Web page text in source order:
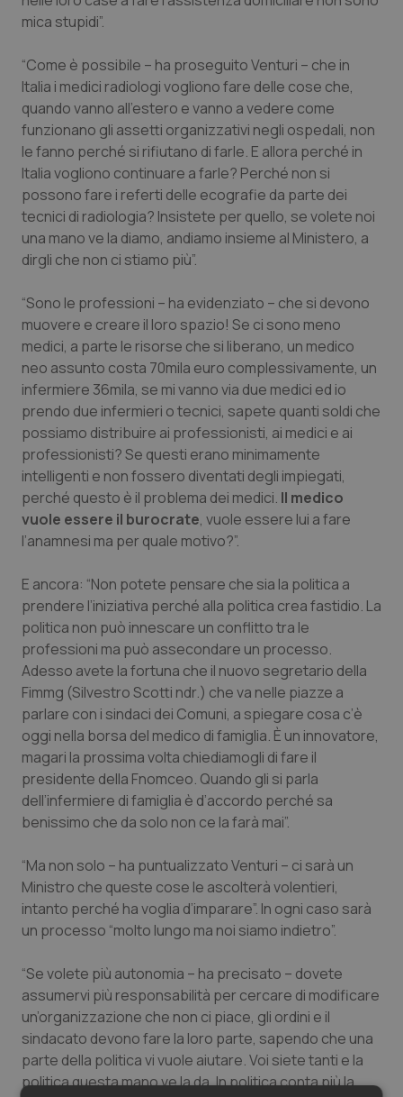
Tumore ovarico
Tumori del Polmone & Testa Collo
Tumori gastrointestinali
Ulcera & Reflusso
mica stupidi”.
“Come è possibile – ha proseguito Venturi – che in
Italia i medici radiologi vogliono fare delle cose che,
quando vanno all’estero e vanno a vedere come
funzionano gli assetti organizzativi negli ospedali, non
le fanno perché si rifiutano di farle. E allora perché in
Italia vogliono continuare a farle? Perché non si
possono fare i referti delle ecografie da parte dei
tecnici di radiologia? Insistete per quello, se volete noi
una mano ve la diamo, andiamo insieme al Ministero, a
dirgli che non ci stiamo più”.
“Sono le professioni – ha evidenziato – che si devono
muovere e creare il loro spazio! Se ci sono meno
medici, a parte le risorse che si liberano, un medico
neo assunto costa 70mila euro complessivamente, un
infermiere 36mila, se mi vanno via due medici ed io
prendo due infermieri o tecnici, sapete quanti soldi che
possiamo distribuire ai professionisti, ai medici e ai
professionisti? Se questi erano minimamente
intelligenti e non fossero diventati degli impiegati,
perché questo è il problema dei medici. Il medico
vuole essere il burocrate, vuole essere lui a fare
l’anamnesi ma per quale motivo?”.
E ancora: “Non potete pensare che sia la politica a
prendere l’iniziativa perché alla politica crea fastidio. La
politica non può innescare un conflitto tra le
professioni ma può assecondare un processo.
Adesso avete la fortuna che il nuovo segretario della
Fimmg (Silvestro Scotti ndr.) che va nelle piazze a
parlare con i sindaci dei Comuni, a spiegare cosa c’è
oggi nella borsa del medico di famiglia. È un innovatore,
magari la prossima volta chiediamogli di fare il
presidente della Fnomceo. Quando gli si parla
dell’infermiere di famiglia è d’accordo perché sa
benissimo che da solo non ce la farà mai”.
“Ma non solo – ha puntualizzato Venturi – ci sarà un
Ministro che queste cose le ascolterà volentieri,
intanto perché ha voglia d’imparare”. In ogni caso sarà
un processo “molto lungo ma noi siamo indietro”.
“Se volete più autonomia – ha precisato – dovete
assumervi più responsabilità per cercare di modificare
un’organizzazione che non ci piace, gli ordini e il
sindacato devono fare la loro parte, sapendo che una
parte della politica vi vuole aiutare. Voi siete tanti e la
politica questa mano ve la da. In politica conta più la